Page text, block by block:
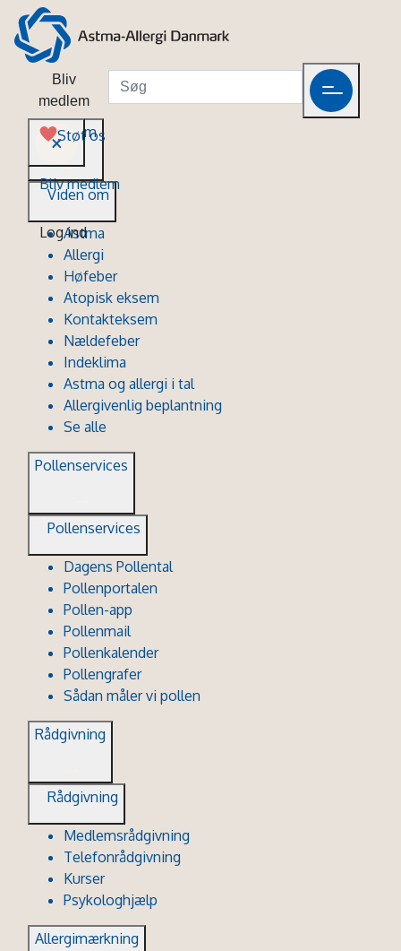
Bliv
medlem
Støt os
Bliv medlem
Log ind
Viden om
Viden om
Astma
Allergi
Høfeber
Atopisk eksem
Kontakteksem
Nældefeber
Indeklima
Astma og allergi i tal
Allergivenlig beplantning
Se alle
Pollenservices
Pollenservices
Dagens Pollental
Pollenportalen
Pollen-app
Pollenmail
Pollenkalender
Pollengrafer
Sådan måler vi pollen
Rådgivning
Rådgivning
Medlemsrådgivning
Telefonrådgivning
Kurser
Psykologhjælp
Allergimærkning